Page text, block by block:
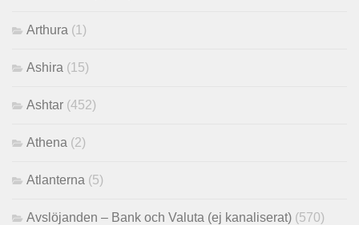
Arthura (1)
Ashira (15)
Ashtar (452)
Athena (2)
Atlanterna (5)
Avslöjanden – Bank och Valuta (ej kanaliserat) (570)